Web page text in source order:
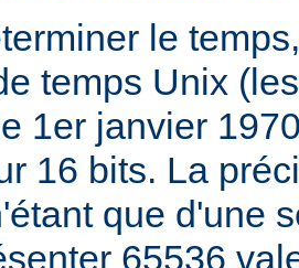
le
temps Unix
1er janvier
16 bits. La
que d'une
65536